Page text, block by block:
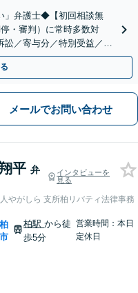
」弁護士◆【初回相談無
・審判）に常時多数対
訟／寄与分／特別受益／使
【夜間・土日相談◎】
メールでお問い合わせ
平 弁
インタビューを
見る
やがしら 支所柏リバティ法律事務
柏
市
柏駅から徒
歩5分
営業時間：本日
定休日